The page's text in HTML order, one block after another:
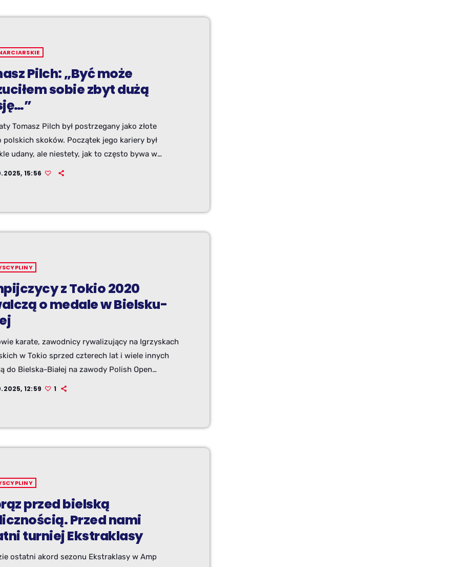
Pilch: „Być może
sobie zbyt dużą
Tomasz Pilch był postrzegany jako złote
polskich skoków. Początek jego kariery był
udany, ale niestety, jak to często bywa w
sportu, nie wszystko poszło zgodnie z planem.
15:56
z Tokio 2020
o medale w Bielsku-
karate, zawodnicy rywalizujący na Igrzyskach
w Tokio sprzed czterech lat i wiele innych
do Bielska-Białej na zawody Polish Open
pod auspicjami Światowej Federacji
12:59 1
przed bielską
Przed nami
turniej Ekstraklasy
ostatni akord sezonu Ekstraklasy w Amp